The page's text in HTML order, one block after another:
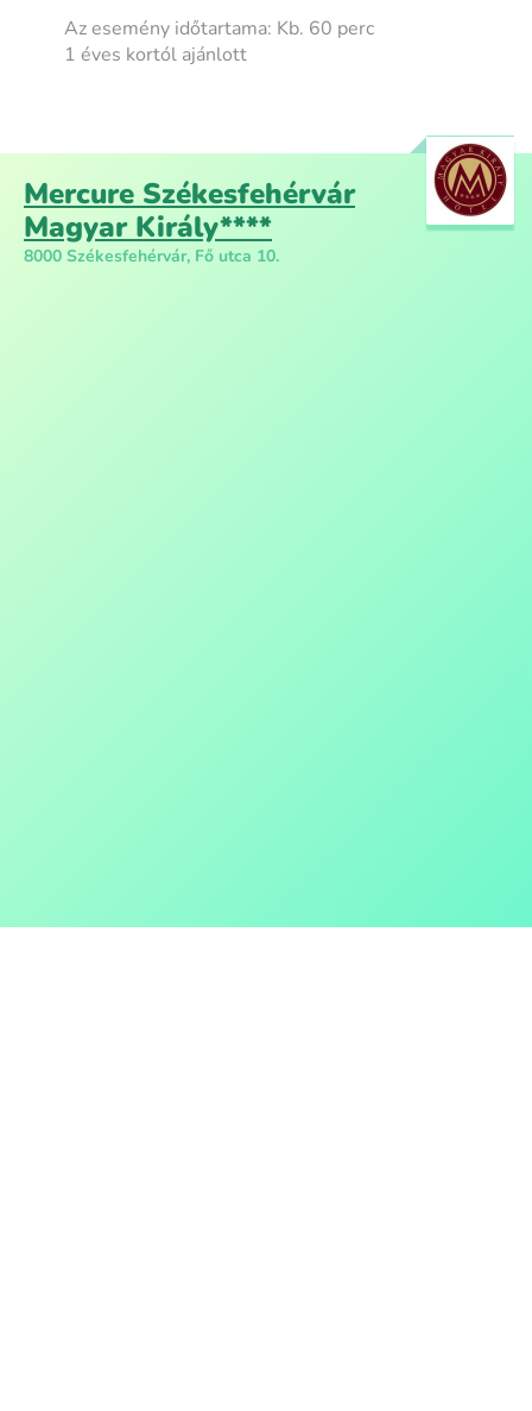
Az esemény időtartama: Kb. 60 perc
1 éves kortól ajánlott
Mercure Székesfehérvár
Magyar Király****
8000 Székesfehérvár, Fő utca 10.